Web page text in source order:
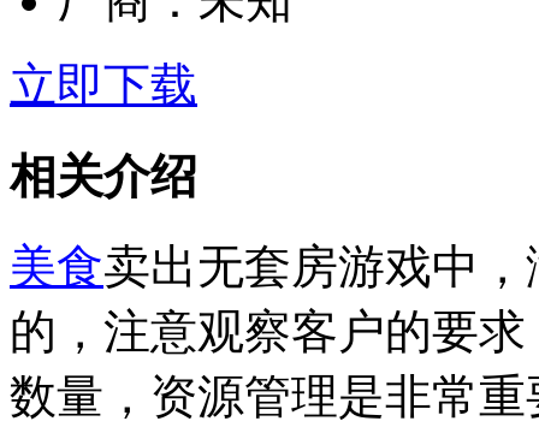
立即下载
相关介绍
美食卖出无套房游戏中
的，注意观察客户的要
数量，资源管理是非常